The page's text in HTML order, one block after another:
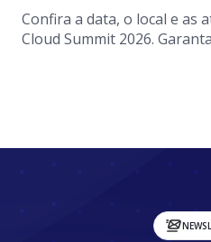
Confira a data, o local e as
Cloud Summit 2026.